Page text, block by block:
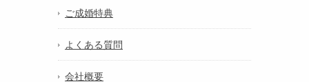
ご成婚特典
よくある質問
会社概要